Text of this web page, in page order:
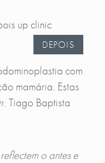
DEPOIS
com
mamária. Estas
Tiago Baptista
o antes e